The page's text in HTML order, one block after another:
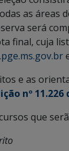
as áreas
será
final, cuja
e as
nº
que